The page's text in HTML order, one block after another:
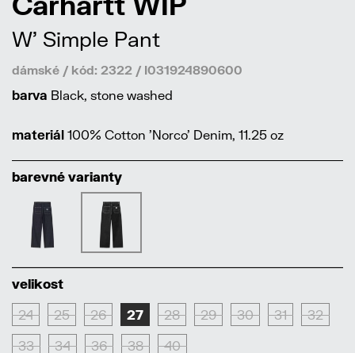
W' Simple Pant
dámské / kód: 2322 / I031924890600
barva Black, stone washed
materiál 100% Cotton 'Norco' Denim, 11.25 oz
barevné varianty
velikost
24 25 26 27 28 29 30 31 32
33 34 36 38 40